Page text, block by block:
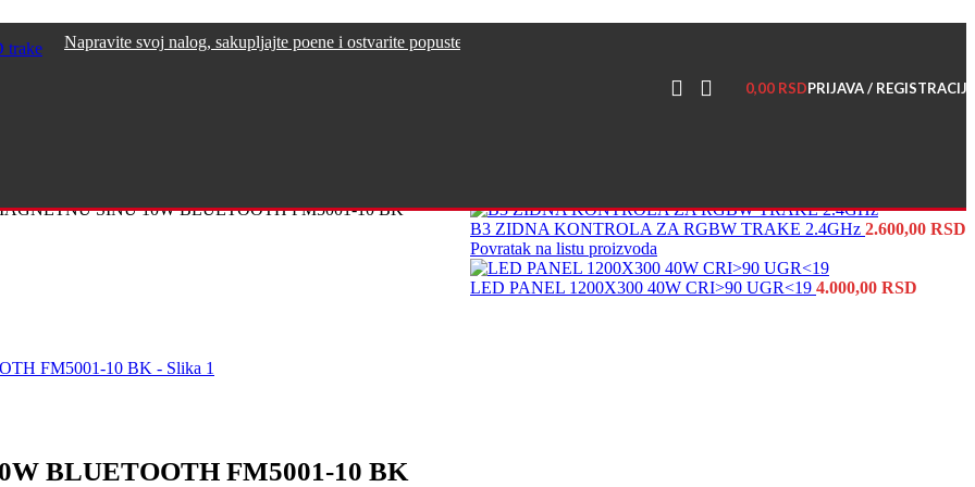
svoj nalog, sakupljajte poene i ostvarite popuste >>>
trake
0,00 RSDPRIJAVA /
ŠINU 10W BLUETOOTH FM5001-10 BK
B3 ZIDNA KONTROLA ZA RGBW TRAKE 2.4GHz 2.600,00 RSD
Povratak na listu proizvoda
LED PANEL 1200X300 40W CRI>90 UGR<19 4.000,00 RSD
BLUETOOTH FM5001-10 BK